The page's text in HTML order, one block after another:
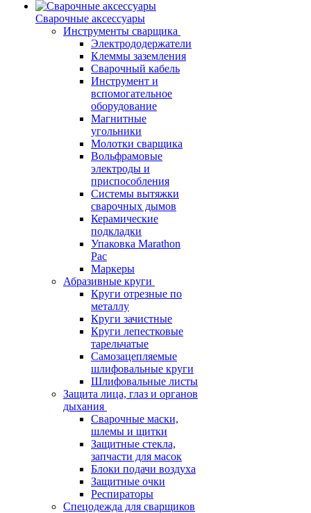
Сварочные аксессуары
Инструменты сварщика
Электрододержатели
Клеммы заземления
Сварочный кабель
Инструмент и
вспомогательное
оборудование
Магнитные
угольники
Молотки сварщика
Вольфрамовые
электроды и
приспособления
Системы вытяжки
сварочных дымов
Керамические
подкладки
Упаковка Marathon
Pac
Маркеры
Абразивные круги
Круги отрезные по
металлу
Круги зачистные
Круги лепестковые
тарельчатые
Самозацепляемые
шлифовальные круги
Шлифовальные листы
Защита лица, глаз и органов
дыхания
Сварочные маски,
шлемы и щитки
Защитные стекла,
запчасти для масок
Блоки подачи воздуха
Защитные очки
Респираторы
Спецодежда для сварщиков